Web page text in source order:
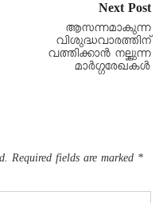
Next Post
ആസന്നമാകുന്ന
വിശുദ്ധവാരത്തിന്
വത്തിക്കാൻ നല്കുന്ന
മാർഗ്ഗരേഖകൾ
Required fields are marked *